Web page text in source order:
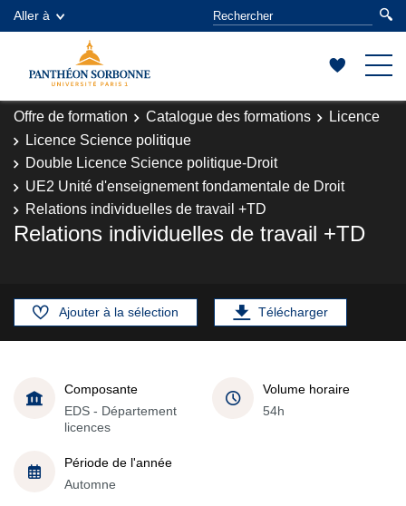
Aller à
Offre de formation Catalogue des formations
Licence
Licence Science politique
Double Licence Science politique-Droit
UE2 Unité d'enseignement fondamentale de Droit
Relations individuelles de travail +TD
Relations individuelles de travail +TD
Ajouter à la sélection Télécharger
Composante
EDS - Département
licences
Volume horaire
54h
Période de l'année
Automne